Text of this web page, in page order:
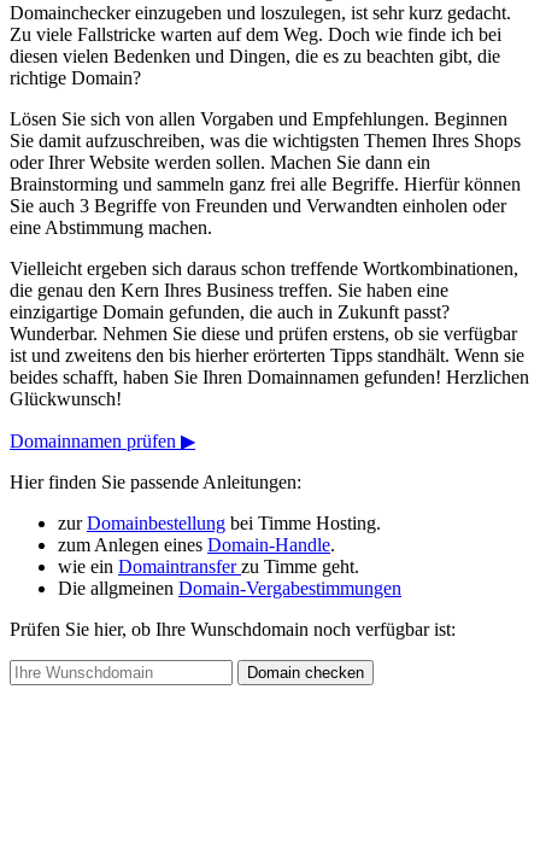
Domainchecker einzugeben und loszulegen, ist sehr kurz gedacht.
Zu viele Fallstricke warten auf dem Weg. Doch wie finde ich bei
diesen vielen Bedenken und Dingen, die es zu beachten gibt, die
richtige Domain?
Lösen Sie sich von allen Vorgaben und Empfehlungen. Beginnen
Sie damit aufzuschreiben, was die wichtigsten Themen Ihres Shops
oder Ihrer Website werden sollen. Machen Sie dann ein
Brainstorming und sammeln ganz frei alle Begriffe. Hierfür können
Sie auch 3 Begriffe von Freunden und Verwandten einholen oder
eine Abstimmung machen.
Vielleicht ergeben sich daraus schon treffende Wortkombinationen,
die genau den Kern Ihres Business treffen. Sie haben eine
einzigartige Domain gefunden, die auch in Zukunft passt?
Wunderbar. Nehmen Sie diese und prüfen erstens, ob sie verfügbar
ist und zweitens den bis hierher erörterten Tipps standhält. Wenn sie
beides schafft, haben Sie Ihren Domainnamen gefunden! Herzlichen
Glückwunsch!
Domainnamen prüfen ▶
Hier finden Sie passende Anleitungen:
zurDomainbestellung bei Timme Hosting.
zum Anlegen eines Domain-Handle.
wie ein Domaintransferzu Timme geht.
Die allgmeinen Domain-Vergabestimmungen
Prüfen Sie hier, ob Ihre Wunschdomain noch verfügbar ist:
Domain checken